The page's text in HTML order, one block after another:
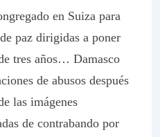
en Suiza para
paz dirigidas a poner
tres años… Damasco
de abusos después
las imágenes
de contrabando por